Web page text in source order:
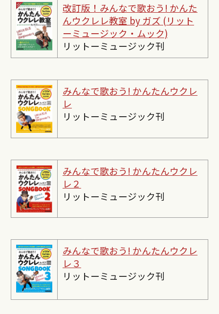
改訂版！みんなで歌おう! かんた
んウクレレ教室 by ガズ (リット
ーミュージック・ムック)
リットーミュージック刊
みんなで歌おう! かんたんウクレ
レ
リットーミュージック刊
みんなで歌おう! かんたんウクレ
レ２
リットーミュージック刊
みんなで歌おう! かんたんウクレ
レ３
リットーミュージック刊